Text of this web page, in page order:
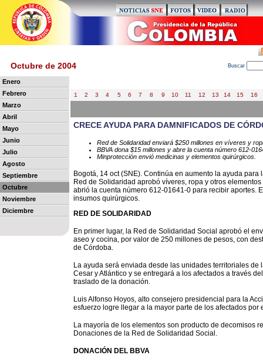
Octubre de 2004 Buscar
Enero
Febrero
Marzo
Abril
Mayo
Junio
Julio
Agosto
Septiembre
Octubre
Noviembre
Diciembre
1 2 3 4 5 6 7 8 9 10 11 12 13 14 15 16
CRECE AYUDA PARA DAMNIFICADOS DE
Red de Solidaridad enviará $250 millones en víveres y
BBVA dona $15 millones y abre la cuenta número 612-
Minprotección envió medicinas y elementos quirúrgicos.
Bogotá, 14 oct (SNE). Continúa en aumento la ayuda
Red de Solidaridad aprobó víveres, ropa y otros
abrió la cuenta número 612-01641-0 para recibir aportes.
insumos quirúrgicos.
RED DE SOLIDARIDAD
En primer lugar, la Red de Solidaridad Social aprobó el
aseo y cocina, por valor de 250 millones de pesos, con
de Córdoba.
La ayuda será enviada desde las unidades territoriales
Cesar y Atlántico y se entregará a los afectados a través
traslado de la donación.
Luis Alfonso Hoyos, alto consejero presidencial para la
esfuerzo logre llegar a la mayor parte de los afectados por
La mayoría de los elementos son producto de decomisos
Donaciones de la Red de Solidaridad Social.
DONACIÓN DEL BBVA